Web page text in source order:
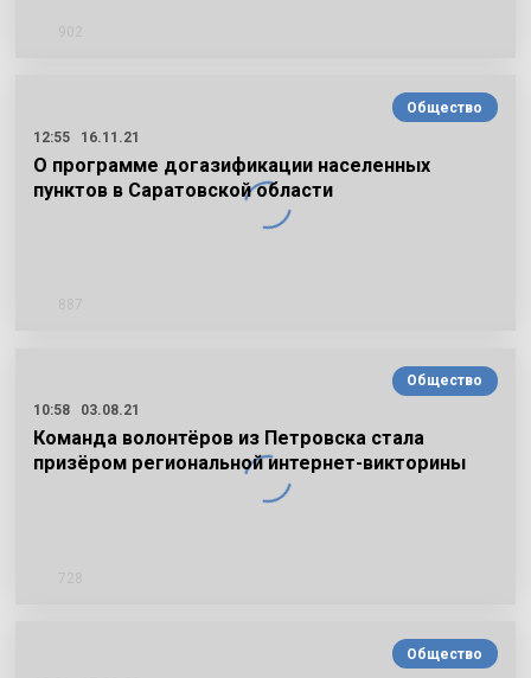
Общество
12:55
16.11.21
О программе догазификации населенных
пунктов в Саратовской области
Общество
10:58
03.08.21
Команда волонтёров из Петровска стала
призёром региональной интернет-викторины
Общество